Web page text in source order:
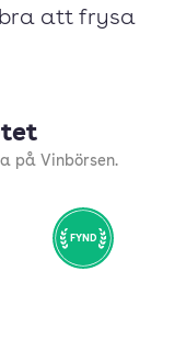
bra att frysa
på Vinbörsen.
FYND